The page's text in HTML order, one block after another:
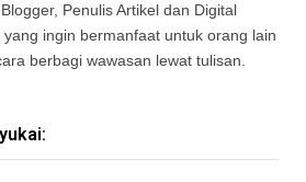
Penulis Artikel dan Digital
yang ingin bermanfaat untuk orang lain
berbagi wawasan lewat tulisan.